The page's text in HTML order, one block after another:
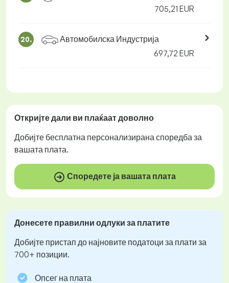
705,21 EUR
20.
Автомобилска Индустрија
697,72 EUR
Откријте дали ви плаќаатдоволно
Добијте бесплатна персонализирана споредба за
вашата плата.
Споредете ја вашата плата
Донесете правилни одлуки за платите
Добијте пристап до најновите податоци за плати за
700+ позиции.
Опсег на плата